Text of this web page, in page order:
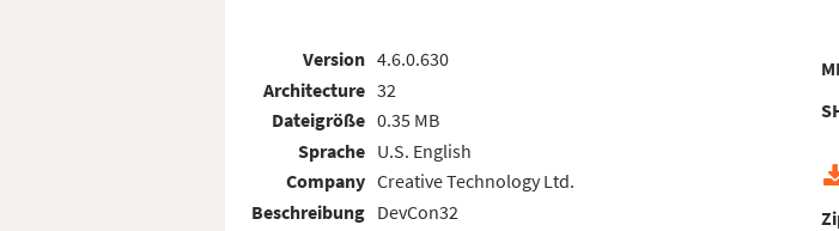
Version
Architecture
Dateigröße
Sprache
Company
Beschreibung
4.6.0.630
32
0.35 MB
U.S. English
Creative Technology Ltd.
DevCon32